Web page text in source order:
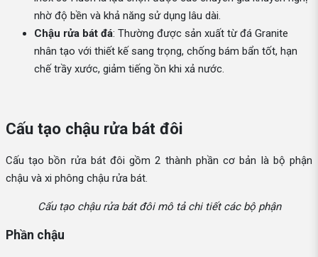
nhờ độ bền và khả năng sử dụng lâu dài.
Chậu rửa bát đá: Thường được sản xuất từ đá Granite
nhân tạo với thiết kế sang trọng, chống bám bẩn tốt, hạn
chế trầy xước, giảm tiếng ồn khi xả nước.
Cấu tạo chậu rửa bát đôi
Cấu tạo bồn rửa bát đôi gồm 2 thành phần cơ bản là bộ phận
chậu và xi phông chậu rửa bát.
Cấu tạo chậu rửa bát đôi mô tả chi tiết các bộ phận
Phần chậu